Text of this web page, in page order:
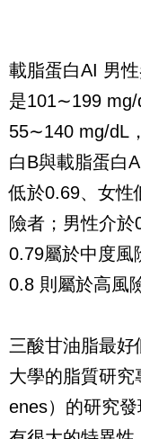
載脂蛋白AI 男
是101∼199 mg/
55∼140 mg/dL
白B與載脂蛋白
低於0.69、女性
險者；男性介於
0.79屬於中度風
0.8 則屬於高風
三酸甘油脂最好
大學的脂質研究
enes）的研究